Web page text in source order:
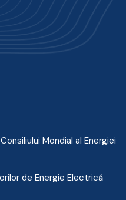
Mondial al Energiei
de Energie Electrică